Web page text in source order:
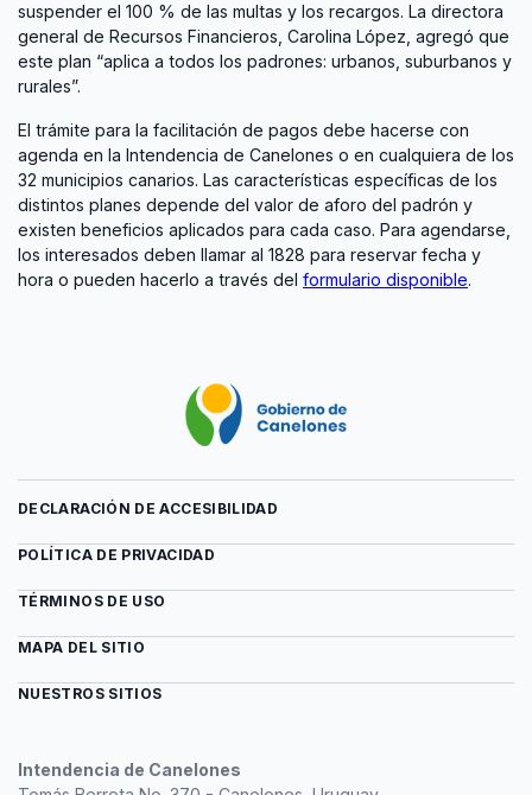
suspender el 100 % de las multas y los recargos. La directora
general de Recursos Financieros, Carolina López, agregó que
este plan “aplica a todos los padrones: urbanos, suburbanos y
rurales”.
El trámite para la facilitación de pagos debe hacerse con
agenda en la Intendencia de Canelones o en cualquiera de los
32 municipios canarios. Las características específicas de los
distintos planes depende del valor de aforo del padrón y
existen beneficios aplicados para cada caso. Para agendarse,
los interesados deben llamar al 1828 para reservar fecha y
hora o pueden hacerlo a través del formulario disponible.
Intendencia de Canelones
DECLARACIÓN DE ACCESIBILIDAD
POLÍTICA DE PRIVACIDAD
TÉRMINOS DE USO
MAPA DEL SITIO
NUESTROS SITIOS